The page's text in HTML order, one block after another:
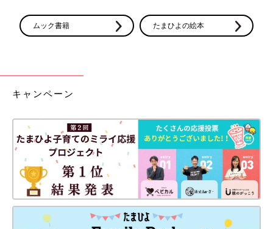
ムック書籍 たまひよの絵本
キャンペーン